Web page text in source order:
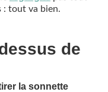
: tout va bien.
de
la sonnette